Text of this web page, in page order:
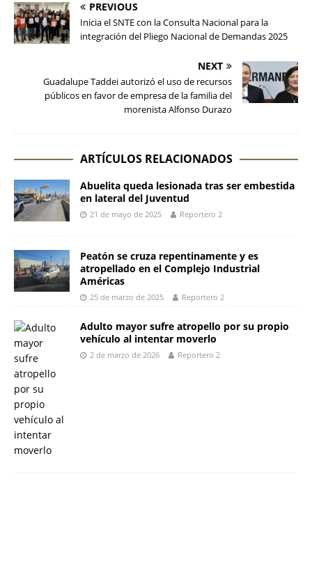
PREVIOUS
Inicia el SNTE con la Consulta Nacional para la
integración del Pliego Nacional de Demandas 2025
NEXT
Guadalupe Taddei autorizó el uso de recursos
públicos en favor de empresa de la familia del
morenista Alfonso Durazo
ARTÍCULOS RELACIONADOS
Abuelita queda lesionada tras ser embestida
en lateral del Juventud
21 de mayo de 2025 Reportero 2
Peatón se cruza repentinamente y es
atropellado en el Complejo Industrial
Américas
25 de marzo de 2025 Reportero 2
Adulto mayor sufre atropello por su propio
vehículo al intentar moverlo
2 de marzo de 2026 Reportero 2